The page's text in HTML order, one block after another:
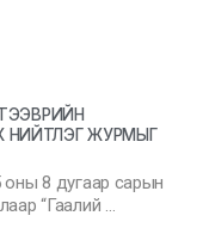
НИЙТЛЭГ ЖУРМЫГ
оны 8 дугаар сарын
“Гаалий …